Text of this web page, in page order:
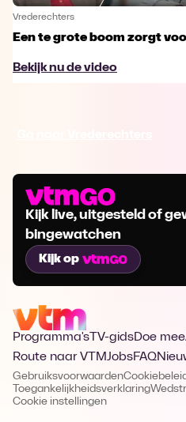
Vrederechters
Een te grote boom zorgt
Bekijk nu de video
Kijk live, uitgesteld of
bingewatchen
Kijk op
Programma's TV-gidsDoe mee
Route naar VTMJobsFAQ
Gebruiksvoorwaarden
Toegankelijkheidsverklaring
Cookie instellingen